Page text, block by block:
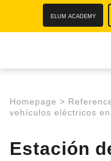
ELUM ACADEMY
Homepage >
vehículos eléctricos
Estación